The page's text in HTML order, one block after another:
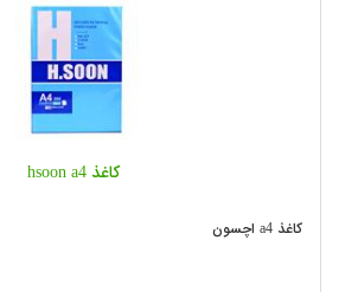
کاغذ hsoon a4
کاغذ a4 اچسون